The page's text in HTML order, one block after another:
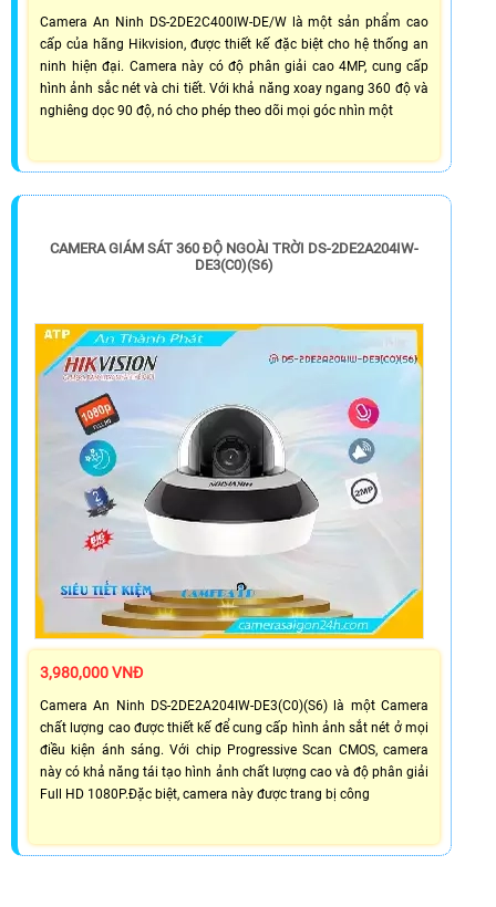
Camera An Ninh DS-2DE2C400IW-DE/W là một sản phẩm cao
cấp của hãng Hikvision, được thiết kế đặc biệt cho hệ thống an
ninh hiện đại. Camera này có độ phân giải cao 4MP, cung cấp
hình ảnh sắc nét và chi tiết. Với khả năng xoay ngang 360 độ và
nghiêng dọc 90 độ, nó cho phép theo dõi mọi góc nhìn một
CAMERA GIÁM SÁT 360 ĐỘ NGOÀI TRỜI DS-2DE2A204IW-
DE3(C0)(S6)
3,980,000 VNĐ
Camera An Ninh DS-2DE2A204IW-DE3(C0)(S6) là một Camera
chất lượng cao được thiết kế để cung cấp hình ảnh sắt nét ở mọi
điều kiện ánh sáng. Với chip Progressive Scan CMOS, camera
này có khả năng tái tạo hình ảnh chất lượng cao và độ phân giải
Full HD 1080P.Đặc biệt, camera này được trang bị công